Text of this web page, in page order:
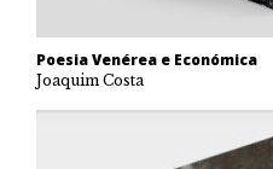
Poesia Venérea e Económica
Joaquim Costa